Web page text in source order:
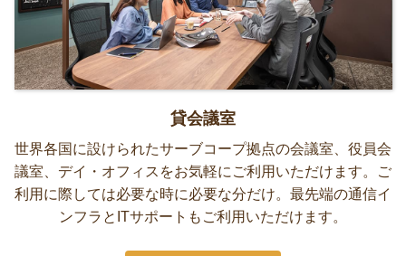
貸会議室
世界各国に設けられたサーブコープ拠点の会議室、役員会
議室、デイ・オフィスをお気軽にご利用いただけます。ご
利用に際しては必要な時に必要な分だけ。最先端の通信イ
ンフラとITサポートもご利用いただけます。